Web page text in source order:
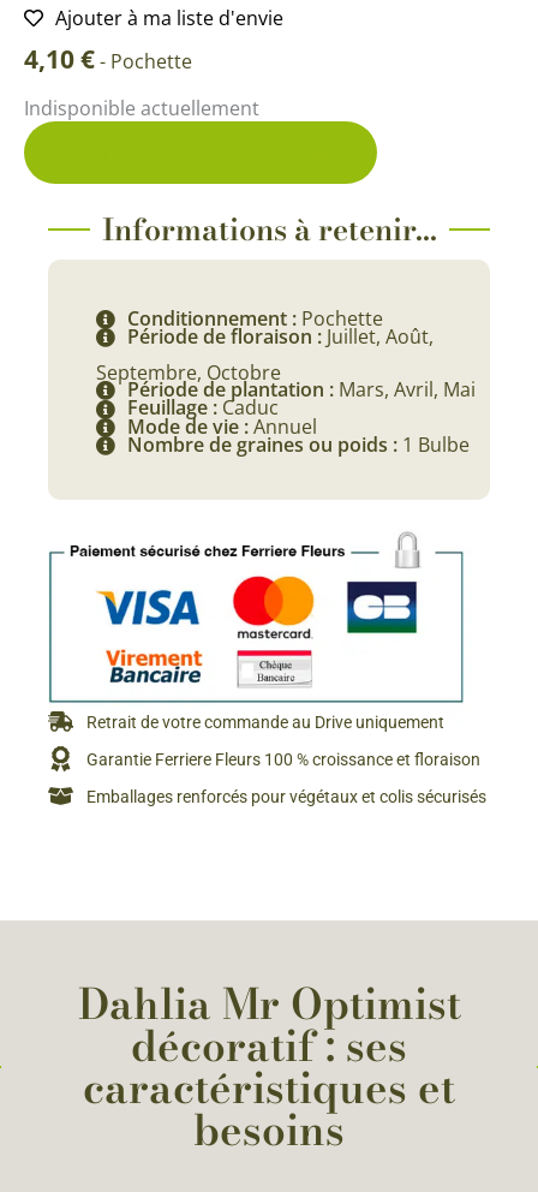
Ajouter à ma liste d'envie
4,10€- Pochette
Indisponible actuellement
Informations à retenir...
Conditionnement : Pochette
Période de floraison : Juillet, Août,
Septembre, Octobre
Période de plantation : Mars, Avril, Mai
Feuillage : Caduc
Mode de vie :Annuel
Nombre de graines ou poids : 1 Bulbe
Retrait de votre commande au Drive uniquement
Garantie Ferriere Fleurs 100 % croissance et floraison
Emballages renforcés pour végétaux et colis sécurisés
Dahlia Mr Optimist
décoratif : ses
caractéristiques et
besoins